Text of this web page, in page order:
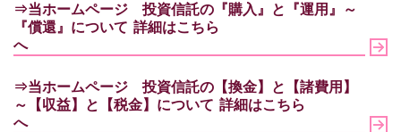
⇒当ホームページ 投資信託の『購入』と『運用』～
『償還』について 詳細はこちら
へ
⇒当ホームページ 投資信託の【換金】と【諸費用】
～【収益】と【税金】について 詳細はこちら
へ